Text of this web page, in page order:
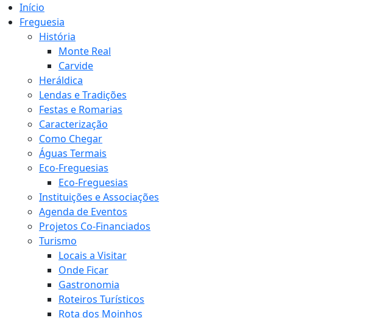
Início
Freguesia
História
Monte Real
Carvide
Heráldica
Lendas e Tradições
Festas e Romarias
Caracterização
Como Chegar
Águas Termais
Eco-Freguesias
Eco-Freguesias
Instituições e Associações
Agenda de Eventos
Projetos Co-Financiados
Turismo
Locais a Visitar
Onde Ficar
Gastronomia
Roteiros Turísticos
Rota dos Moinhos